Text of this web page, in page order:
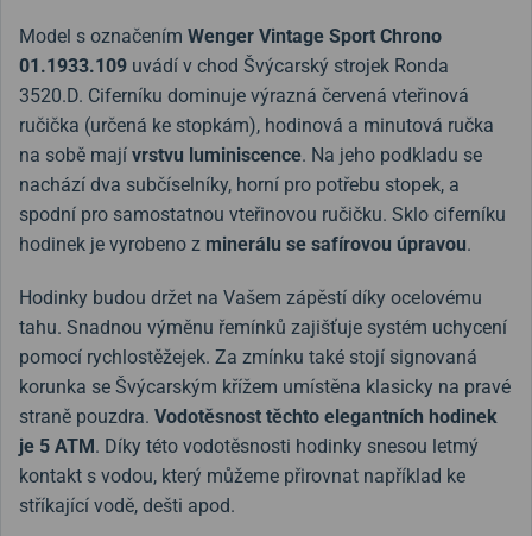
Model s označením Wenger Vintage Sport Chrono
01.1933.109 uvádí v chod Švýcarský strojek Ronda
3520.D. Ciferníku dominuje výrazná červená vteřinová
ručička (určená ke stopkám), hodinová a minutová ručka
na sobě mají vrstvu luminiscence. Na jeho podkladu se
nachází dva subčíselníky, horní pro potřebu stopek, a
spodní pro samostatnou vteřinovou ručičku. Sklo ciferníku
hodinek je vyrobeno z minerálu se safírovou úpravou.
Hodinky budou držet na Vašem zápěstí díky ocelovému
tahu. Snadnou výměnu řemínků zajišťuje systém uchycení
pomocí rychlostěžejek. Za zmínku také stojí signovaná
korunka se Švýcarským křížem umístěna klasicky na pravé
straně pouzdra. Vodotěsnost těchto elegantních hodinek
je 5 ATM. Díky této vodotěsnosti hodinky snesou letmý
kontakt s vodou, který můžeme přirovnat například ke
stříkající vodě, dešti apod.